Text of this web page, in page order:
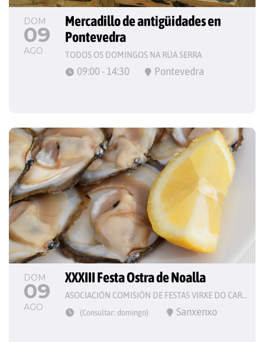
DOM
09
AGO
Mercadillo de antigüidades en
Pontevedra
TODOS OS DOMINGOS NA RÚA SERRA
09:00 - 14:30 Pontevedra
DOM
09
AGO
XXXIII Festa Ostra de Noalla
ASOCIACIÓN COMISIÓN DE FESTAS VIRXE DO CARME
(Consultar: domingo) Sanxenxo